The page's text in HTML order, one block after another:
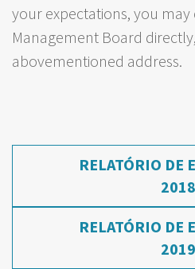
your expectations, you
Management Board
abovementioned address.
RELATÓRIO DE
2018
RELATÓRIO DE
2019